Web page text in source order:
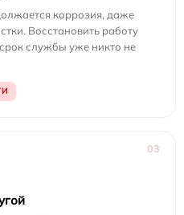
коррозия, даже
Восстановить работу
службы уже никто не
03